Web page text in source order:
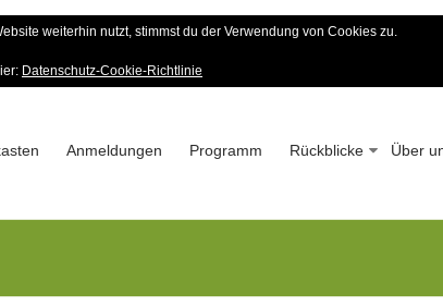
Wald-Verein
Seit 1963
Anmeldungen Programm Rückblicke Über
weiterhin nutzt, stimmst du der Verwendung von Cookies zu.
Datenschutz-Cookie-Richtlinie